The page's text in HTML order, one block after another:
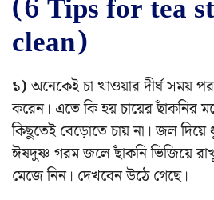
(6 Tips for tea
clean)
১)অনেকেই চা খাওয়ার দীর্ঘ সময়
করেন। এতে কি হয় চায়ের ছাঁকনির
কিছুতেই বেড়োতে চায় না। জল
ঈষদুষ্ণ গরম জলে ছাঁকনি ভিজিয়ে
মেজে নিন। দেখবেন উঠে গেছে।